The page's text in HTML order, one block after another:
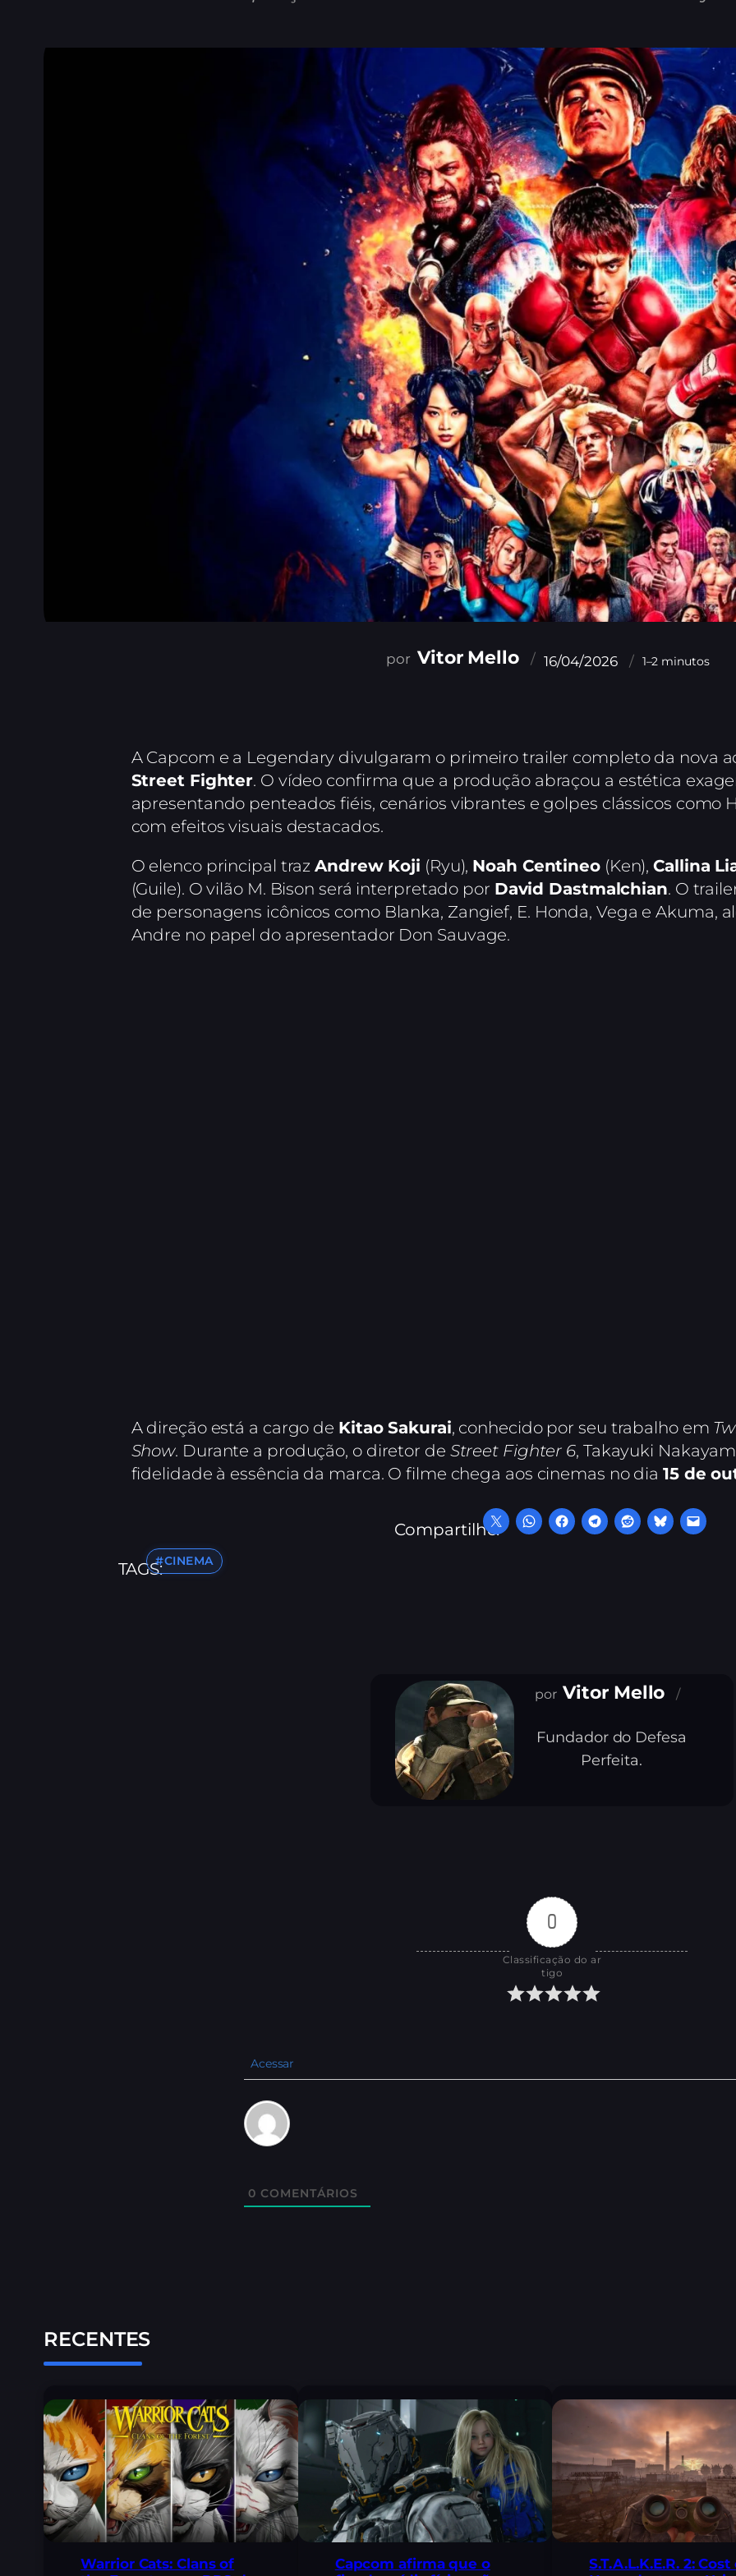
Vitor Mello 16/04/2026 1–2 minutos
A Capcom e a Legendary divulgaram o primeiro trailer completo da nova
Street Fighter. O vídeo confirma que a produção abraçou a estética
apresentando penteados fiéis, cenários vibrantes e golpes clássicos como
com efeitos visuais destacados.
O elenco principal trazAndrew Koji (Ryu), Noah Centineo(Ken),Callina
(Guile). O vilão M. Bison será interpretado por David Dastmalchian. O
de personagens icônicos como Blanka, Zangief, E. Honda, Vega e Akuma,
Andre no papel do apresentador Don Sauvage.
A direção está a cargo de Kitao Sakurai, conhecido por seu trabalho em
Show. Durante a produção, o diretor de Street Fighter 6, Takayuki
fidelidade à essência da marca. O filme chega aos cinemas no dia15 de
Compartilhe:
TAGS:#CINEMA
Vitor Mello
Fundador do Defesa
Perfeita.
0
Classificação do ar
tigo
Acessar
0 COMENTÁRIOS
RECENTES
Warrior Cats: Clans of
Capcom afirma que o
S.T.A.L.K.E.R. 2: Cost